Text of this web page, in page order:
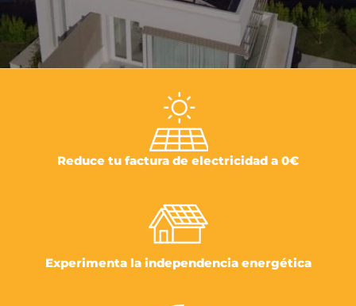
Reduce tu factura de electricidad a 0€
Experimenta la independencia energética